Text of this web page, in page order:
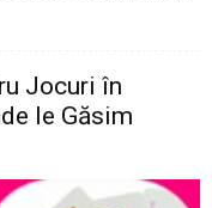
Jocuri în
le Găsim